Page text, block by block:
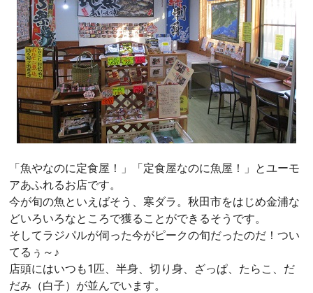
「魚やなのに定食屋！」「定食屋なのに魚屋！」とユーモ
アあふれるお店です。
今が旬の魚といえばそう、寒ダラ。秋田市をはじめ金浦な
どいろいろなところで獲ることができるそうです。
そしてラジパルが伺った今がピークの旬だったのだ！つい
てるぅ～♪
店頭にはいつも1匹、半身、切り身、ざっぱ、たらこ、だ
だみ（白子）が並んでいます。